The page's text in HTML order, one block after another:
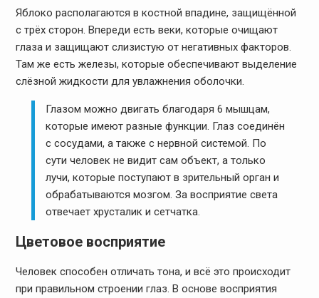
Яблоко располагаются в костной впадине, защищённой
с трёх сторон. Впереди есть веки, которые очищают
глаза и защищают слизистую от негативных факторов.
Там же есть железы, которые обеспечивают выделение
слёзной жидкости для увлажнения оболочки.
Глазом можно двигать благодаря 6 мышцам,
которые имеют разные функции. Глаз соединён
с сосудами, а также с нервной системой. По
сути человек не видит сам объект, а только
лучи, которые поступают в зрительный орган и
обрабатываются мозгом. За восприятие света
отвечает хрусталик и сетчатка.
Цветовое восприятие
Человек способен отличать тона, и всё это происходит
при правильном строении глаз. В основе восприятия